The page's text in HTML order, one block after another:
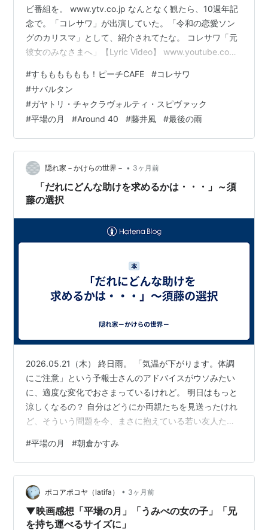
ビ番組を。 www.ytv.co.jp なんとなく観たら、10週年記
念で。「コレサワ」が出演していた。「令和の恋愛ソン
グのカリスマ」として、紹介されてたな。 コレサワ「元
彼女のみなさまへ」【Lyric Video】 www.youtube.com
【MUSIC VIDEO】 youtu.be これも聴いたこと、ある
な。恋愛ソング以外もあるみたいだな。 コレサワ「最後
のべんとう」【MUSIC VIDEO】 youtu.be だが、弱者男
性のおじさんには、全く共感できない。最後のべんと
う、は恋愛…
#すもももももも！ピーチCAFE #コレサワ
#サバルタン
#ガヤトリ・チャクラヴォルティ・スピヴァック
#平場の月 #Around 40 #藤井風 #最後の雨
隠れ家－かけらの世界－ • 3ヶ月前
「だれにどんな助けを求めるかは・・・」～須
藤の選択
2026.05.21（木） 終日雨。 「気温が下がります。体調
にご注意」という予報士さんのアドバイスがウソみたい
に、適度な変化でおさまっているけれど。 明日はもっと
涼しくなるの？ 自分はどうにか両親たちを見送ったけれ
ど、そういう問題を今、まさに抱えている若い友人たち
る。 「仕事をやめて親を引き取る」という言葉を性急に
自分の選択肢に入れずに、自分の今の暮らし、自分の家
族を守ることを探っていこうと、それくらいは言ってあ
げられるかもしれない。 ★『平場の月』 朝倉かすみ 映
画の『平場の月』を去年見た友人からその話をきいてい
ながら、その時期なかなか時間が…
#平場の月 #朝倉かすみ
ポコアポコヤ（latifa） • 3ヶ月前
▼映画感想「平場の月」「うみべの女の子」「兄
を持ち運べるサイズに」